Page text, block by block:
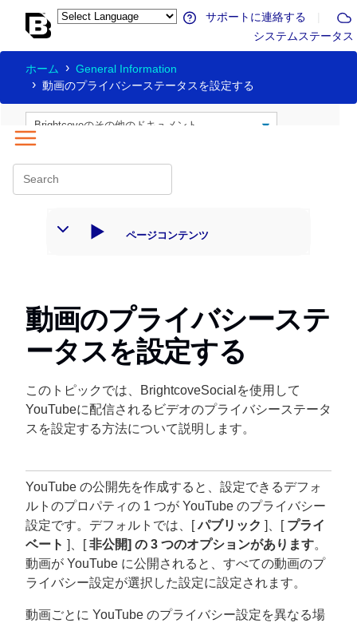
サポートに連絡する
システムステータス
ホーム
General Information
動画のプライバシーステータスを設定する
ページコンテンツ
動画のプライバシーステ
ータスを設定する
このトピックでは、BrightcoveSocialを使用して
YouTubeに配信されるビデオのプライバシーステータ
スを設定する方法について説明します。
YouTube の公開先を作成すると、設定できるデフォ
ルトのプロパティの 1 つが YouTube のプライバシー
設定です。デフォルトでは、[パブリック ]、[ プライ
ベート ]、[非公開] の 3 つのオプションがあります。
動画が YouTube に公開されると、すべての動画のプ
ライバシー設定が選択した設定に設定されます。
動画ごとに YouTube のプライバシー設定を異なる場